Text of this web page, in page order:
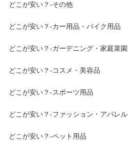
どこが安い？-その他
どこが安い？-カー用品・バイク用品
どこが安い？-ガーデニング・家庭菜園
どこが安い？-コスメ・美容品
どこが安い？-スポーツ用品
どこが安い？-ファッション・アパレル
どこが安い？-ペット用品